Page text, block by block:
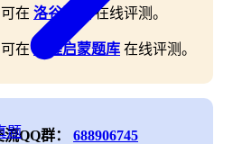
题
在 洛谷题库 在线评测。
可在 编程启蒙题库 在线评测。
QQ群： 688906745